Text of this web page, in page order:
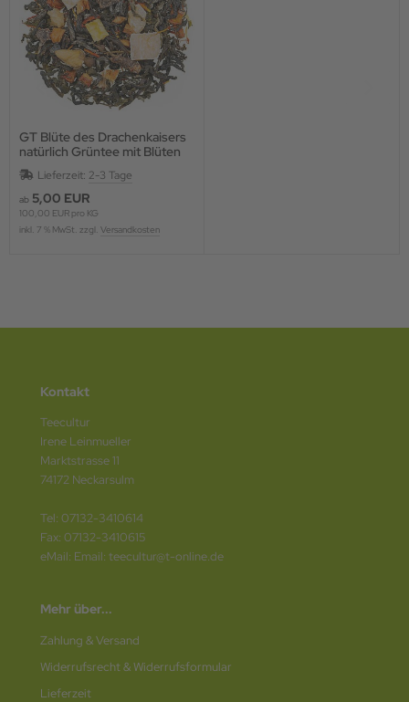
GT Blüte des Drachenkaisers
natürlich Grüntee mit Blüten
und Fruchtstücken,
aromatisiert
Lieferzeit: 2-3 Tage
ab 5,00 EUR
100,00 EUR pro KG
inkl. 7 % MwSt. zzgl. Versandkosten
Kontakt
Teecultur
Irene Leinmueller
Marktstrasse 11
74172 Neckarsulm
Tel: 07132-3410614
Fax: 07132-3410615
eMail: Email: teecultur@t-online.de
Mehr über...
Zahlung & Versand
Widerrufsrecht & Widerrufsformular
Lieferzeit